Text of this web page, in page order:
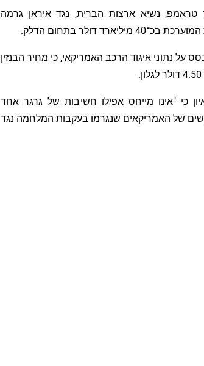
טראמפ, נשיא ארצות הברית, נגד איראן גרמה
דולר בתחום הדלק.
על נתוני איגוד הרכב האמריקאי, כי מחיר הבנזין
כי "אינו מייחס אפילו חשיבות של גרגר אחד
של האמריקאים שנגרמו בעקבות המלחמה נגד